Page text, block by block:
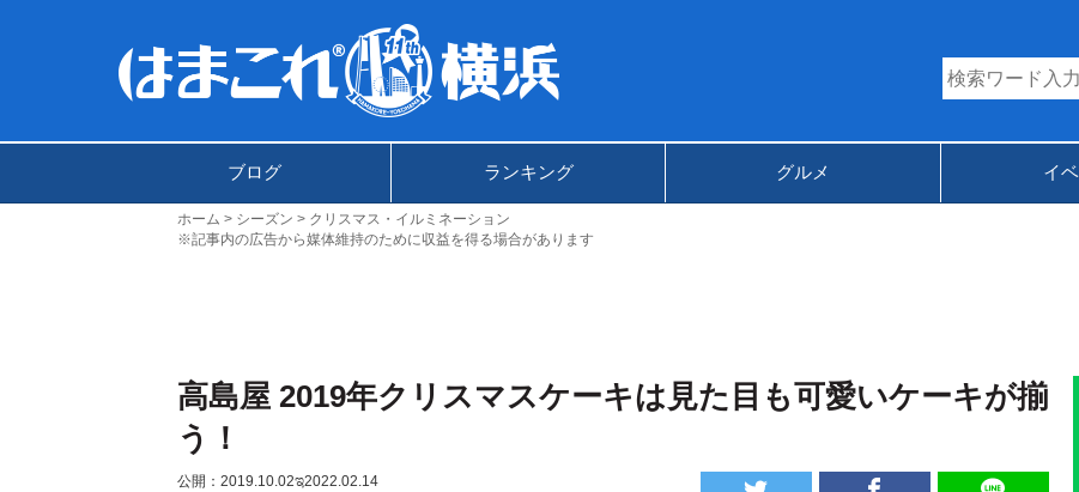
ブログ ランキング グルメ イ
ホーム シーズン
クリスマス・イルミネーション
※記事内の広告から媒体維持のために収益を得る場合があります
高島屋 2019年クリスマスケーキは見た目も可愛いケーキが揃
う！
公開：2019.10.02ಇ2022.02.14